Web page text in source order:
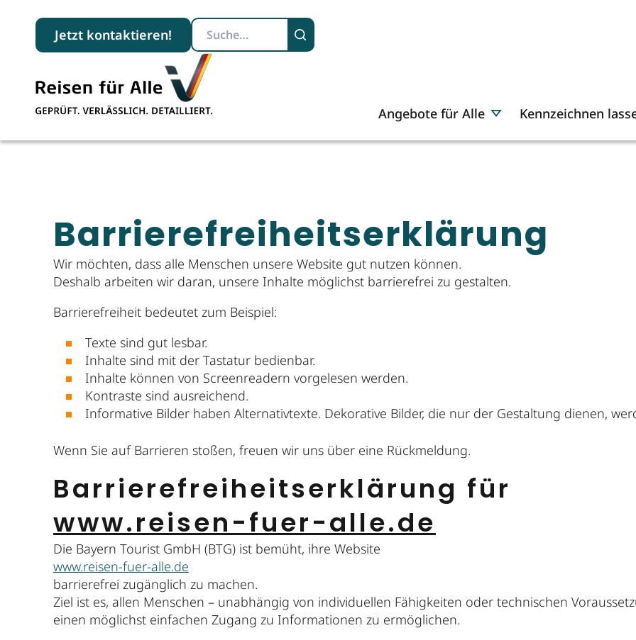
Angebote für Alle Kennzeichnen
Jetzt kontaktieren!
Suchbegriff
Barriere­freiheits­erklärung
Wir möchten, dass alle Menschen unsere Website gut nutzen können.
Deshalb arbeiten wir daran, unsere Inhalte möglichst barrierefrei zu gestalten.
Barrierefreiheit bedeutet zum Beispiel:
Texte sind gut lesbar.
Inhalte sind mit der Tastatur bedienbar.
Inhalte können von Screenreadern vorgelesen werden.
Kontraste sind ausreichend.
Informative Bilder haben Alternativtexte. Dekorative Bilder, die nur der Gestaltung dienen,
Wenn Sie auf Barrieren stoßen, freuen wir uns über eine Rückmeldung.
Barrierefreiheitserklärung für
www.reisen-fuer-alle.de
Die Bayern Tourist GmbH (BTG) ist bemüht, ihre Website
www.reisen-fuer-alle.de
barrierefrei zugänglich zu machen.
Ziel ist es, allen Menschen – unabhängig von individuellen Fähigkeiten oder technischen
einen möglichst einfachen Zugang zu Informationen zu ermöglichen.